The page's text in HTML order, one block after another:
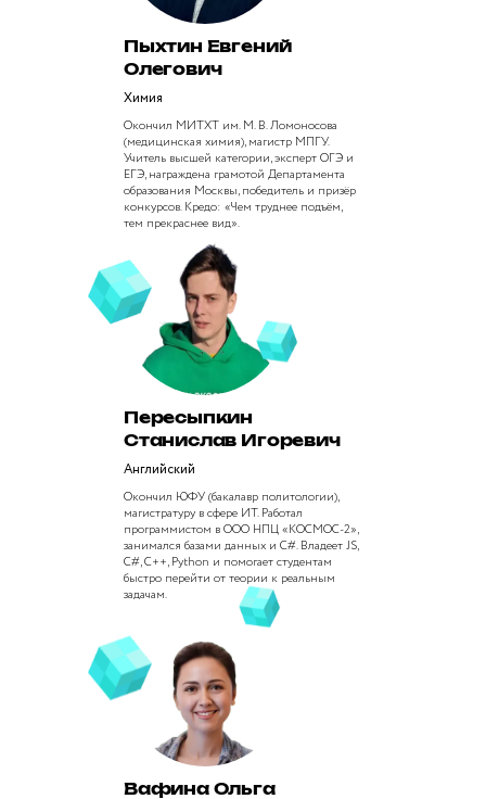
Пыхтин Евгений
Олегович
Химия
Окончил МИТХТ им. М. В. Ломоносова
(медицинская химия), магистр МПГУ.
Учитель высшей категории, эксперт ОГЭ и
ЕГЭ, награждена грамотой Департамента
образования Москвы, победитель и призёр
конкурсов. Кредо: «Чем труднее подъём,
тем прекраснее вид».
Пересыпкин
Станислав Игоревич
Английский
Окончил ЮФУ (бакалавр политологии),
магистратуру в сфере ИТ. Работал
программистом в ООО НПЦ «КОСМОС-2»,
занимался базами данных и C#. Владеет JS,
C#, C++, Python и помогает студентам
быстро перейти от теории к реальным
задачам.
Вафина Ольга